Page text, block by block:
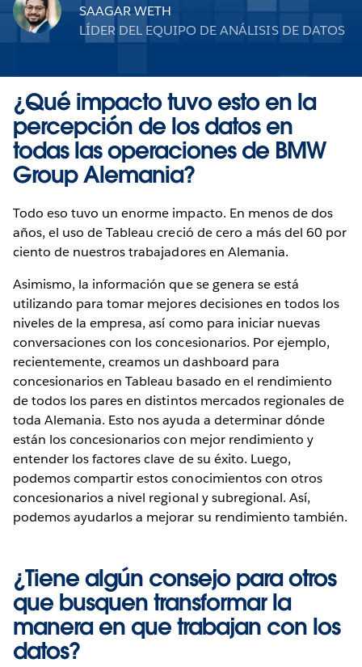
SAAGAR WETH
LÍDER DEL EQUIPO DE ANÁLISIS DE DATOS
¿Qué impacto tuvo esto en la
percepción de los datos en
todas las operaciones de BMW
Group Alemania?
Todo eso tuvo un enorme impacto. En menos de dos
años, el uso de Tableau creció de cero a más del 60 por
ciento de nuestros trabajadores en Alemania.
Asimismo, la información que se genera se está
utilizando para tomar mejores decisiones en todos los
niveles de la empresa, así como para iniciar nuevas
conversaciones con los concesionarios. Por ejemplo,
recientemente, creamos un dashboard para
concesionarios en Tableau basado en el rendimiento
de todos los pares en distintos mercados regionales de
toda Alemania. Esto nos ayuda a determinar dónde
están los concesionarios con mejor rendimiento y
entender los factores clave de su éxito. Luego,
podemos compartir estos conocimientos con otros
concesionarios a nivel regional y subregional. Así,
podemos ayudarlos a mejorar su rendimiento también.
¿Tiene algún consejo para otros
que busquen transformar la
manera en que trabajan con los
datos?